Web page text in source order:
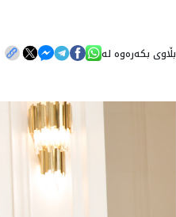
بڵاوی بکەرەوە لە